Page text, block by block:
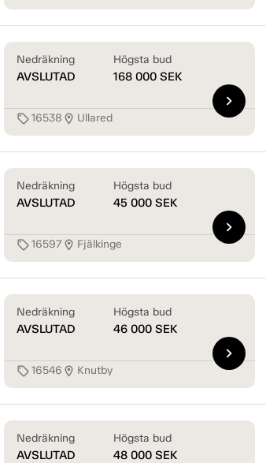
Nedräkning
AVSLUTAD
Högsta bud
168 000 SEK
sell16538 location_on Ullared
chevron_right
Nedräkning
AVSLUTAD
Högsta bud
45 000 SEK
sell16597location_on Fjälkinge
chevron_right
Nedräkning
AVSLUTAD
Högsta bud
46 000 SEK
sell16546 location_on Knutby
chevron_right
Nedräkning
AVSLUTAD
Högsta bud
48 000 SEK